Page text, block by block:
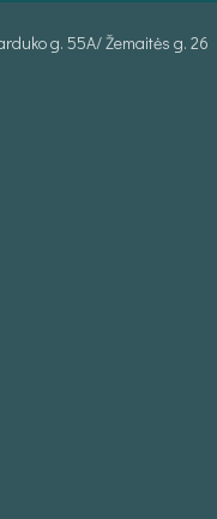
g. 55A/ Žemaitės g. 26